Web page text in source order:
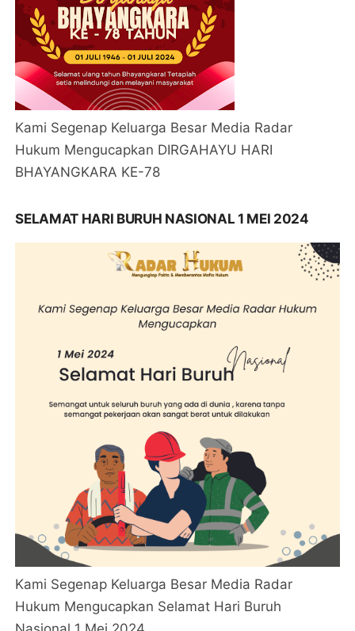
Kami Segenap Keluarga Besar Media Radar
Hukum Mengucapkan DIRGAHAYU HARI
BHAYANGKARA KE-78
SELAMAT HARI BURUH NASIONAL 1 MEI 2024
Kami Segenap Keluarga Besar Media Radar
Hukum Mengucapkan Selamat Hari Buruh